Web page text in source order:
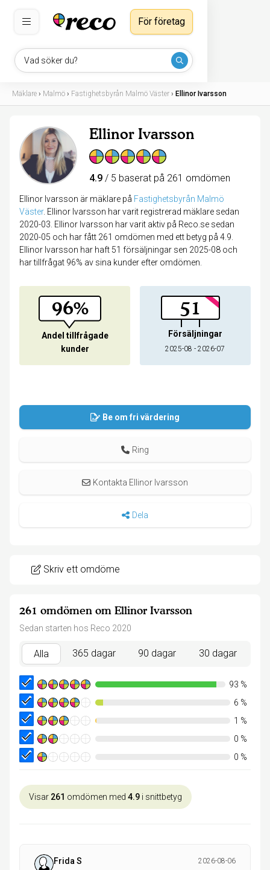
Vad söker du?
För företag
Mäklare › Malmö › Fastighetsbyrån Malmö Väster › Ellinor Ivarsson
Ellinor Ivarsson
4.9 / 5 baserat på 261 omdömen
Ellinor Ivarsson är mäklare på Fastighetsbyrån Malmö
Väster. Ellinor Ivarsson har varit registrerad mäklare sedan
2020-03. Ellinor Ivarsson har varit aktiv på Reco.se sedan
2020-05 och har fått 261 omdömen med ett betyg på 4.9.
Ellinor Ivarsson har haft 51 försäljningar sen 2025-08 och
har tillfrågat 96% av sina kunder efter omdömen.
96%
Andel tillfrågade
kunder
51
Försäljningar
2025-08 - 2026-07
Be om fri värdering
Ring
Kontakta Ellinor Ivarsson
Dela
Skriv ett omdöme
261 omdömen om Ellinor Ivarsson
Sedan starten hos Reco 2020
Alla 365 dagar 90 dagar 30 dagar
93 %
6 %
1 %
0 %
0 %
Visar 261 omdömen med 4.9 i snittbetyg
Frida S
2026-08-06